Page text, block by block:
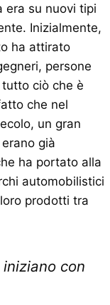
era su nuovi tipi
Inizialmente,
ha attirato
persone
ciò che è
che nel
un gran
già
ha portato alla
automobilistici
prodotti tra
con